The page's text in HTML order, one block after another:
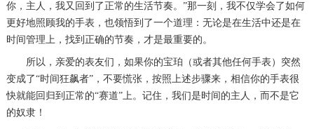
你，主人，我又回到了正常的生活节奏。”那一刻，我不仅学会了如何
更好地照顾我的手表，也领悟到了一个道理：无论是在生活中还是在
时间管理上，找到正确的节奏，才是最重要的。
所以，亲爱的表友们，如果你的宝珀（或者其他任何手表）突然
变成了“时间狂飙者”，不要慌张，按照上述步骤来，相信你的手表很
快就能回归到正常的“赛道”上。记住，我们是时间的主人，而不是它
的奴隶！